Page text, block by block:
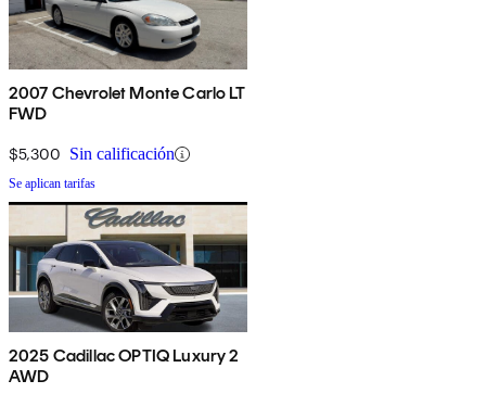
2007 Chevrolet Monte Carlo LT
FWD
$5,300 Sin calificación
Se aplican tarifas
2025 Cadillac OPTIQ Luxury 2
AWD